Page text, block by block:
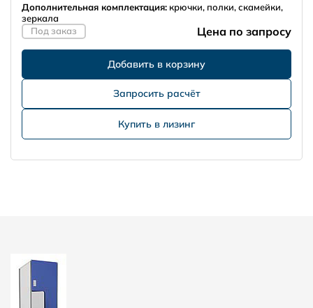
Дополнительная комплектация: крючки, полки, скамейки,
зеркала
Под заказ
Цена по запросу
Запросить расчёт
Купить в лизинг